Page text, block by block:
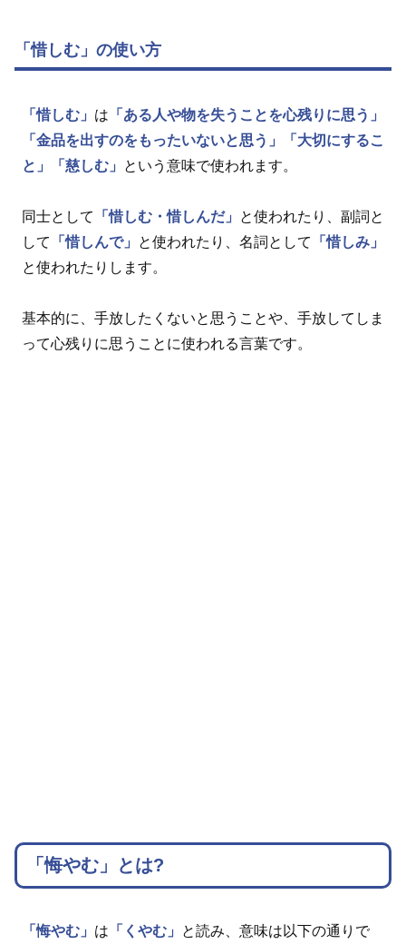
「惜しむ」の使い方
「惜しむ」 は 「ある人や物を失うことを心残りに思う」
「金品を出すのをもったいないと思う」
「大切にするこ
と」
「慈しむ」 という意味で使われます。
同士として 「惜しむ・惜しんだ」
と使われたり、副詞と
して
「惜しんで」 と使われたり、名詞として
「惜しみ」
と使われたりします。
基本的に、手放したくないと思うことや、手放してしま
って心残りに思うことに使われる言葉です。
「悔やむ」とは?
「悔やむ」 は 「くやむ」
と読み、意味は以下の通りで